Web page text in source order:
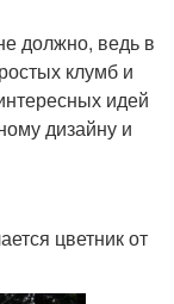
должно, ведь в
клумб и
идей
дизайну и
цветник от